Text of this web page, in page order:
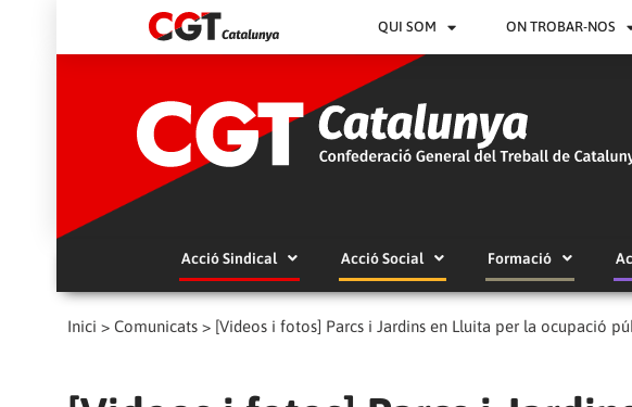
QUI SOM ON TROBAR-NOS
Acció Sindical Acció Social Formació
Inici > Comunicats > [Videos i fotos] Parcs i Jardins en Lluita per la ocupació